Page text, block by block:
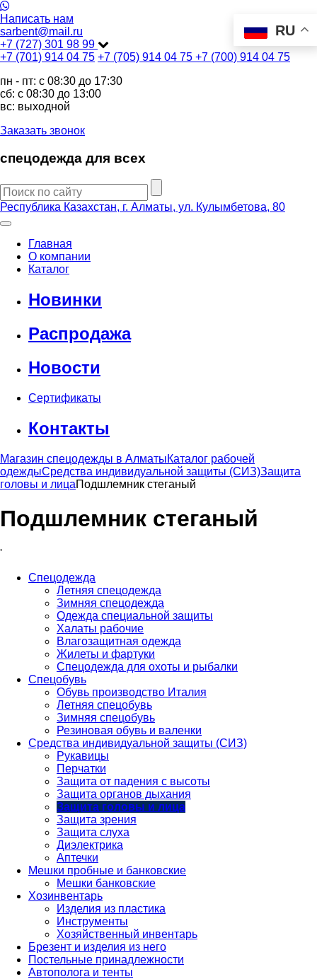
Написать нам
sarbent@mail.ru
+7 (727) 301 98 99
+7 (701) 914 04 75 +7 (705) 914 04 75 +7 (700) 914 04 75
пн - пт: c 08:30 до 17:30
сб: c 08:30 до 13:00
вс: выходной
Заказать звонок
спецодежда для всех
Республика Казахстан, г. Алматы, ул. Кулымбетова, 80
Главная
О компании
Каталог
Новинки
Распродажа
Новости
Сертификаты
Контакты
Магазин спецодежды в АлматыКаталог рабочей
одеждыСредства индивидуальной защиты (СИЗ)Защита
головы и лицаПодшлемник стеганый
Подшлемник стеганый
'
Спецодежда
Летняя спецодежда
Зимняя спецодежда
Одежда специальной защиты
Халаты рабочие
Влагозащитная одежда
Жилеты и фартуки
Спецодежда для охоты и рыбалки
Спецобувь
Обувь производство Италия
Летняя спецобувь
Зимняя спецобувь
Резиновая обувь и валенки
Средства индивидуальной защиты (СИЗ)
Рукавицы
Перчатки
Защита от падения с высоты
Защита органов дыхания
Защита головы и лица
Защита зрения
Защита слуха
Диэлектрика
Аптечки
Мешки пробные и банковские
Мешки банковские
Хозинвентарь
Изделия из пластика
Инструменты
Хозяйственный инвентарь
Брезент и изделия из него
Постельные принадлежности
Автополога и тенты
RU